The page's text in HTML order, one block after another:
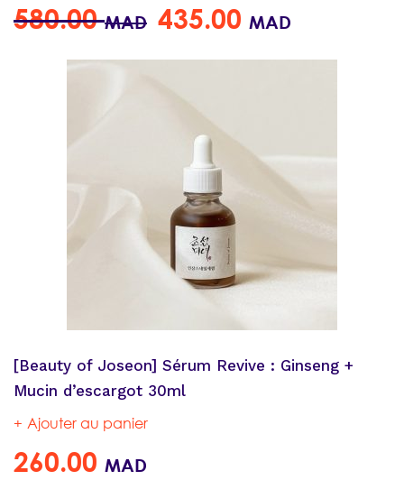
580.00MAD 435.00 MAD
[Beauty of Joseon] Sérum Revive : Ginseng +
Mucin d’escargot 30ml
Ajouter au panier
260.00 MAD